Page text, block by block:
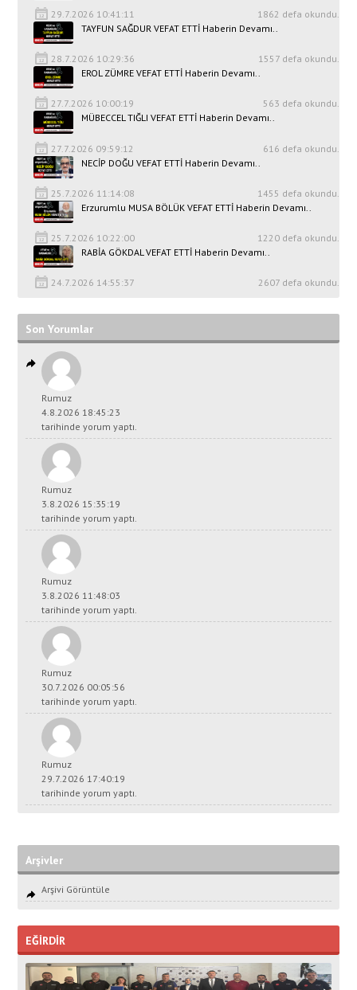
29.7.2026 10:41:11
1862 defa okundu.
TAYFUN SAĞDUR VEFAT ETTİ Haberin Devamı..
28.7.2026 10:29:36
1557 defa okundu.
EROL ZÜMRE VEFAT ETTİ Haberin Devamı..
27.7.2026 10:00:19
563 defa okundu.
MÜBECCEL TIĞLI VEFAT ETTİ Haberin Devamı..
27.7.2026 09:59:12
616 defa okundu.
NECİP DOĞU VEFAT ETTİ Haberin Devamı..
25.7.2026 11:14:08
1455 defa okundu.
Erzurumlu MUSA BÖLÜK VEFAT ETTİ Haberin Devamı..
25.7.2026 10:22:00
1220 defa okundu.
RABİA GÖKDAL VEFAT ETTİ Haberin Devamı..
24.7.2026 14:55:37 2607 defa okundu.
Son Yorumlar
Rumuz
4.8.2026 18:45:23
tarihinde yorum yaptı.
Rumuz
3.8.2026 15:35:19
tarihinde yorum yaptı.
Rumuz
3.8.2026 11:48:03
tarihinde yorum yaptı.
Rumuz
30.7.2026 00:05:56
tarihinde yorum yaptı.
Rumuz
29.7.2026 17:40:19
tarihinde yorum yaptı.
Arşivler
Arşivi Görüntüle
EĞİRDİR